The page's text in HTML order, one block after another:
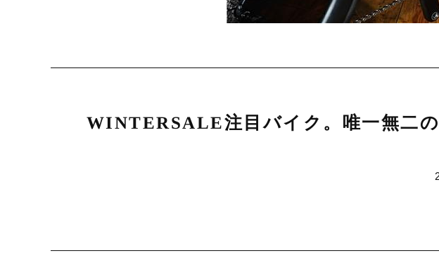
WINTERSALE注目バイク。唯一無二